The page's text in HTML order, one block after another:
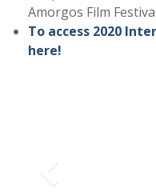
Amorgos Film
To access 2020
here!